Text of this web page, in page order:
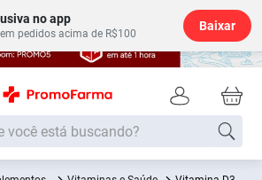
no app
pedidos acima de R$100
Baixar